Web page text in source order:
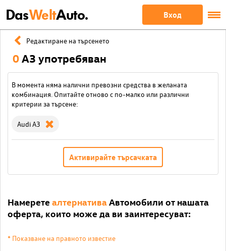
DasWeltAuto. Вход
Редактиране на търсенето
0A3 употребяван
В момента няма налични превозни средства в желаната
комбинация. Опитайте отново с по-малко или различни
критерии за търсене:
Audi A3
Активирайте търсачката
Намерете алтернативаАвтомобили от нашата
оферта, които може да ви заинтересуват:
* Показване на правното известие